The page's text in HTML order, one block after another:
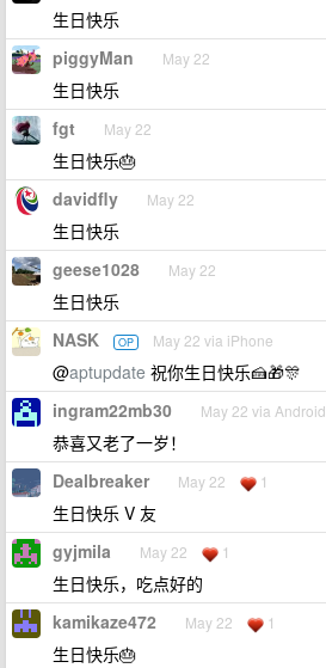
生日快乐
piggyMan May 22
生日快乐
fgt May 22
生日快乐🎂
davidfly May 22
生日快乐
geese1028 May 22
生日快乐
NASK OP May 22 via iPhone
@aptupdate 祝你生日快乐🍰🎁🎊
ingram22mb30 May 22 via Android
恭喜又老了一岁！
Dealbreaker May 22 1
生日快乐 V 友
gyjmila May 22 1
生日快乐，吃点好的
kamikaze472 May 22 1
生日快乐🎂